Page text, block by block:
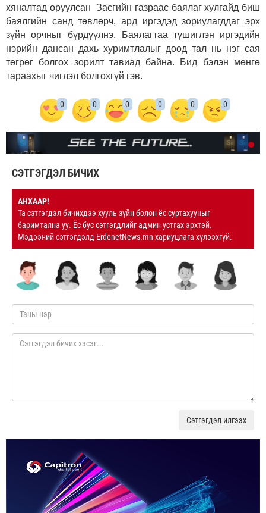
хяналтад оруулсан Засгийн газраас баялаг хулгайд биш
баялгийн санд төвлөрч, ард иргэдэд зориулагддаг эрх
зүйн орчныг бүрдүүлнэ. Баялагтаа түшиглэн иргэдийн
нэрийн дансан дахь хуримтлалыг доод тал нь нэг сая
төгрөг болгох зорилт тавиад байна. Бид бэлэн мөнгө
тараахыг чиглэл болгохгүй гэв.
0 0 0 0 0 0
СЭТГЭГДЭЛ БИЧИХ
АНХААР!
Та сэтгэгдэл бичихдээ хууль зүйн болон ёс суртахууныг
баримтална уу. Ёс бус сэтгэгдлийг админ устгах эрхтэй.
Мэдээний сэтгэгдэлд ErdenetNews.mn хариуцлага хүлээхгүй.
Сэтгэгдэл илгээх